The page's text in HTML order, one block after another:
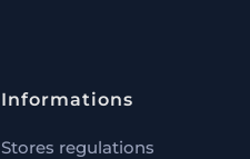
Informations
Stores regulations